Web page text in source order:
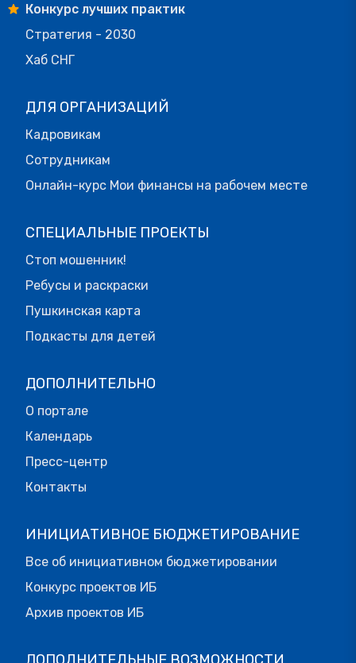
Конкурс лучших практик
Стратегия - 2030
Хаб СНГ
ДЛЯ ОРГАНИЗАЦИЙ
Кадровикам
Сотрудникам
Онлайн-курс Мои финансы на рабочем месте
СПЕЦИАЛЬНЫЕ ПРОЕКТЫ
Стоп мошенник!
Ребусы и раскраски
Пушкинская карта
Подкасты для детей
ДОПОЛНИТЕЛЬНО
О портале
Календарь
Пресс-центр
Контакты
ИНИЦИАТИВНОЕ БЮДЖЕТИРОВАНИЕ
Все об инициативном бюджетировании
Конкурс проектов ИБ
Архив проектов ИБ